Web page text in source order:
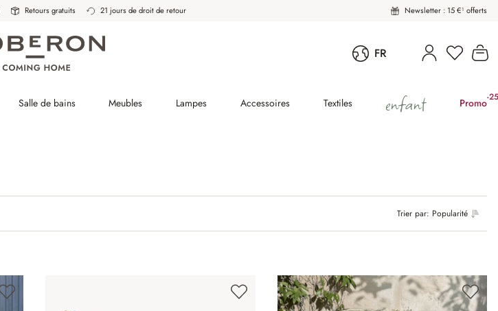
Retours gratuits 21 jours de droit de retour Newsletter : 15 €¹ offerts
FR
Salle de bains Meubles Lampes Accessoires Textiles enfant Promo-
Trier par: Popularité